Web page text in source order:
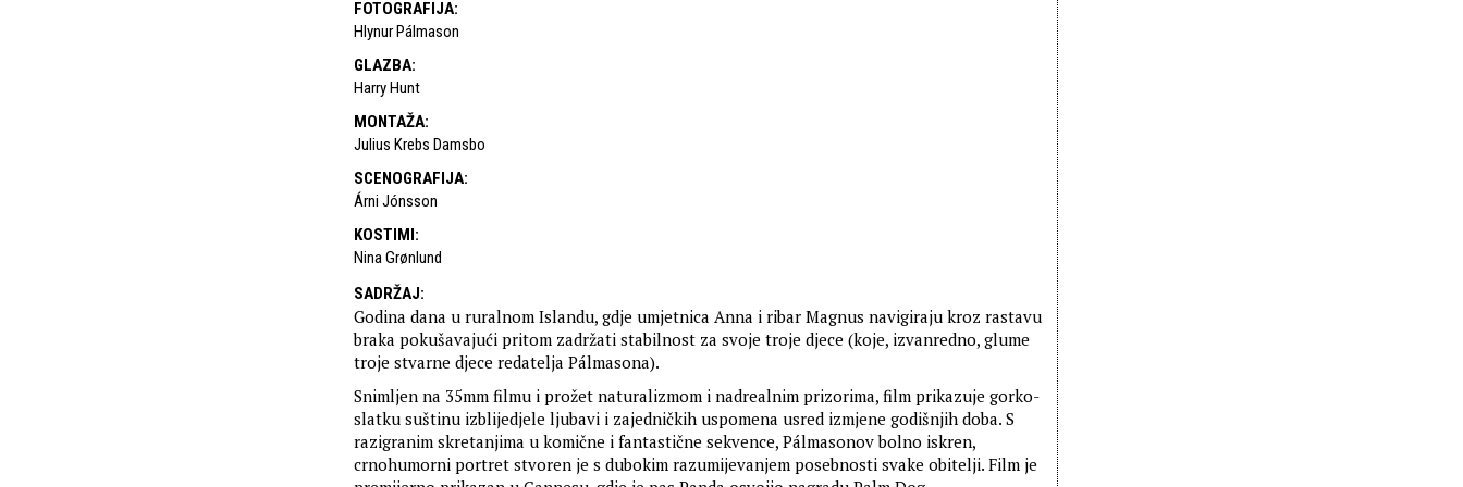
FOTOGRAFIJA:
Hlynur Pálmason
GLAZBA:
Harry Hunt
MONTAŽA:
Julius Krebs Damsbo
SCENOGRAFIJA:
Árni Jónsson
KOSTIMI:
Nina Grønlund
SADRŽAJ:
Godina dana u ruralnom Islandu, gdje umjetnica Anna i ribar Magnus navigiraju kroz rastavu
braka pokušavajući pritom zadržati stabilnost za svoje troje djece (koje, izvanredno, glume
troje stvarne djece redatelja Pálmasona).
Snimljen na 35mm filmu i prožet naturalizmom i nadrealnim prizorima, film prikazuje gorko-
slatku suštinu izblijedjele ljubavi i zajedničkih uspomena usred izmjene godišnjih doba. S
razigranim skretanjima u komične i fantastične sekvence, Pálmasonov bolno iskren,
crnohumorni portret stvoren je s dubokim razumijevanjem posebnosti svake obitelji. Film je